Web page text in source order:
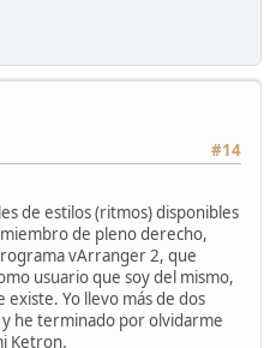
#14
de estilos (ritmos) disponibles
de pleno derecho,
vArranger 2, que
usuario que soy del mismo,
Yo llevo más de dos
he terminado por olvidarme
Ketron.